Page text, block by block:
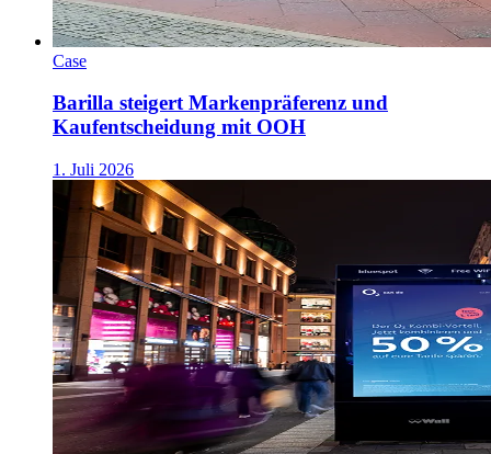
Case
Barilla steigert Markenpräferenz und
Kaufentscheidung mit OOH
1. Juli 2026